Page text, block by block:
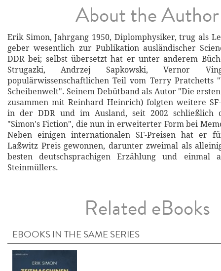
About the Author
Erik Simon, Jahrgang 1950, Diplomphysiker, trug als
geber wesentlich zur Publikation ausländischer
DDR bei; selbst übersetzt hat er unter anderem
Strugazki, Andrzej Sapkowski, Vernor
populärwissenschaftlichen Teil vom Terry Pratchetts
Scheibenwelt". Seinem Debütband als Autor "Die
zusammen mit Reinhard Heinrich) folgten weitere
in der DDR und im Ausland, seit 2002 schließlich
"Simon's Fiction", die nun in erweiterter Form bei
Neben einigen internationalen SF-Preisen hat er
Laßwitz Preis gewonnen, darunter zweimal als
besten deutschsprachigen Erzählung und einmal
Steinmüllers.
Related eBooks
EBOOKS IN THE SAME SERIES